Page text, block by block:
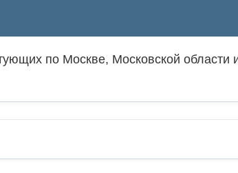
по Москве, Московской области